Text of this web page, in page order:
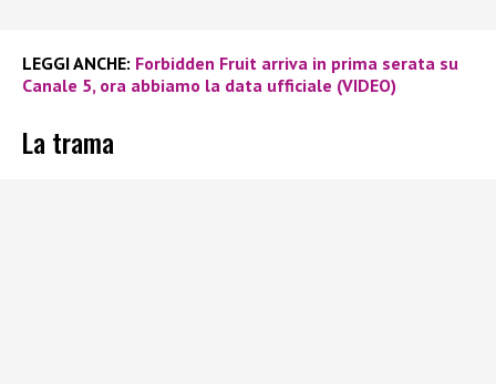
LEGGI ANCHE: Forbidden Fruit arriva in prima serata su
Canale 5, ora abbiamo la data ufficiale (VIDEO)
La trama